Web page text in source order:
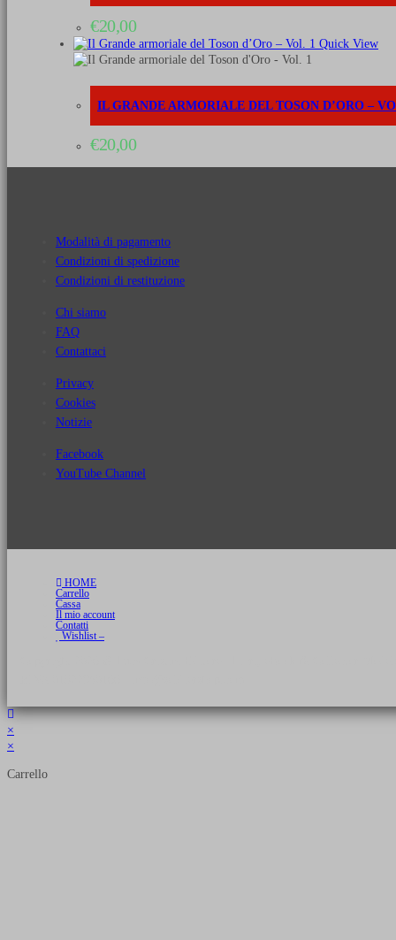
€20,00
Quick View
IL GRANDE ARMORIALE DEL TOSON D’ORO –
€20,00
Modalità di pagamento
Condizioni di spedizione
Condizioni di restituzione
Chi siamo
FAQ
Contattaci
Privacy
Cookies
Notizie
Facebook
YouTube Channel
HOME
Carrello
Cassa
Il mio account
Contatti
Wishlist –
×
×
Carrello